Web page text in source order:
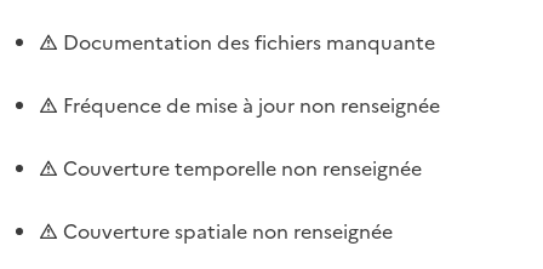
Documentation des fichiers manquante
Fréquence de mise à jour non renseignée
Couverture temporelle non renseignée
Couverture spatiale non renseignée